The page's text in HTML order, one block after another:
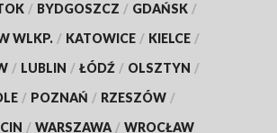
/ BYDGOSZCZ / GDAŃSK /
WLKP. / KATOWICE / KIELCE /
/ LUBLIN / ŁÓDŹ / OLSZTYN /
/ POZNAŃ / RZESZÓW /
/ WARSZAWA / WROCŁAW